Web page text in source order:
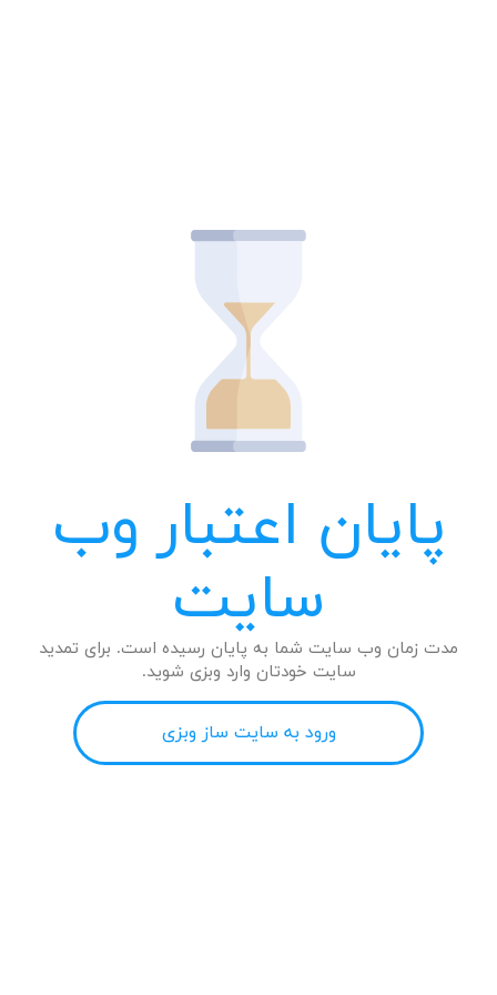
پایان اعتبار وب
سایت
مدت زمان وب سایت شما به پایان رسیده است. برای تمدید
سایت خودتان وارد وبزی شوید.
ورود به سایت ساز وبزی